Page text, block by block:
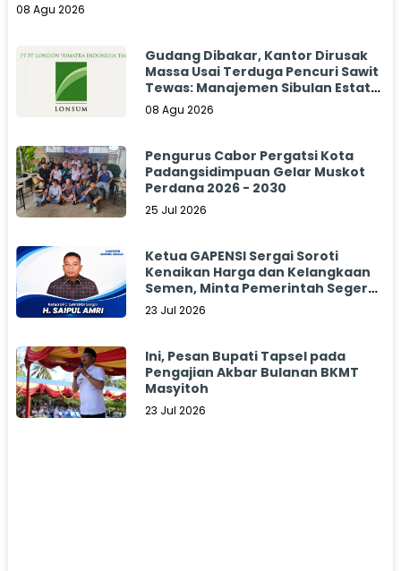
08 Agu 2026
Gudang Dibakar, Kantor Dirusak
Massa Usai Terduga Pencuri Sawit
Tewas: Manajemen Sibulan Estate
Bungkam
08 Agu 2026
Pengurus Cabor Pergatsi Kota
Padangsidimpuan Gelar Muskot
Perdana 2026 - 2030
25 Jul 2026
Ketua GAPENSI Sergai Soroti
Kenaikan Harga dan Kelangkaan
Semen, Minta Pemerintah Segera
Bertindak
23 Jul 2026
Ini, Pesan Bupati Tapsel pada
Pengajian Akbar Bulanan BKMT
Masyitoh
23 Jul 2026